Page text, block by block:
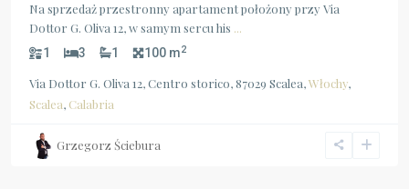
Na sprzedaż przestronny apartament położony przy Via
Dottor G. Oliva 12, w samym sercu his ...
1 3 1 100 m2
Via Dottor G. Oliva 12, Centro storico, 87029 Scalea,Włochy,
Scalea, Calabria
Grzegorz Ściebura